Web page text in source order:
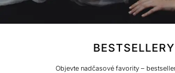
BESTSELLERY
Objevte nadčasové favority –